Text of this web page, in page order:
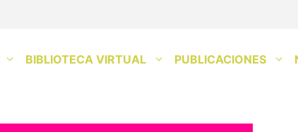
BIBLIOTECA VIRTUAL PUBLICACIONES